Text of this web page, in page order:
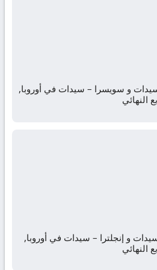
سيدات و سويسرا – سيدات في أوروبا,
النهائي
و إنجلترا – سيدات في أوروبا,
النهائي